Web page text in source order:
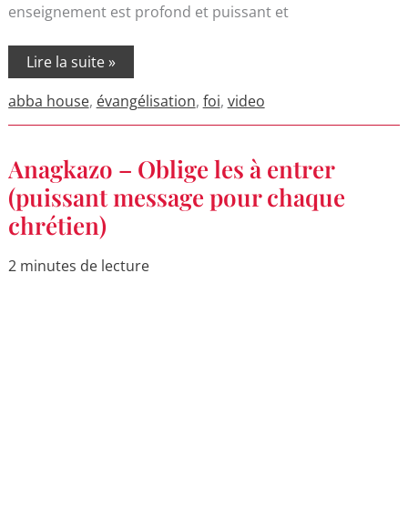
enseignement est profond et puissant et
Lire la suite »
abba house, évangélisation, foi, video
Anagkazo – Oblige les à entrer
(puissant message pour chaque
chrétien)
2 minutes de lecture
Anagkazo
–
Oblige
les
à
entrer
message
pour